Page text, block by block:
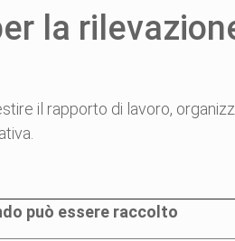
la
il rapporto di lavoro,
può essere raccolto